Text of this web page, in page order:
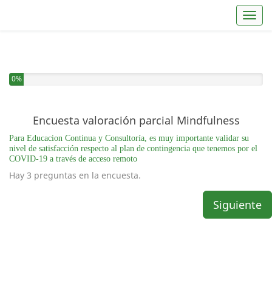
0%
Encuesta valoración parcial Mindfulness
Para Educacion Continua y Consultoría, es muy importante validar su
nivel de satisfacción respecto al plan de contingencia que tenemos por el
COVID-19 a través de acceso remoto
Hay 3 preguntas en la encuesta.
Siguiente